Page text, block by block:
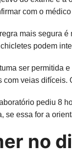
com o
mais segura
podem
ser permitida
veias difíceis.
pediu 8
se essa for a
no